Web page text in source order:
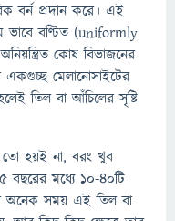
বর্ন প্রদান করে। এই
ভাবে বণ্টিত (uniformly
কোষ বিভাজনের
মেলানোসাইটের
তিল বা আঁচিলের সৃষ্টি
তো হয়ই না, বরং খুব
বছরের মধ্যে ১০-৪০টি
অনেক সময় এই তিল বা